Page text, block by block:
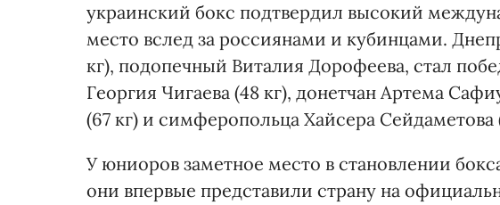
украинский бокс подтвердил высокий
место вслед за россиянами и кубинцами.
кг), подопечный Виталия Дорофеева, стал
Георгия Чигаева (48 кг), донетчан Артема
(67 кг) и симферопольца Хайсера Сейдаметова
У юниоров заметное место в становлении
они впервые представили страну на